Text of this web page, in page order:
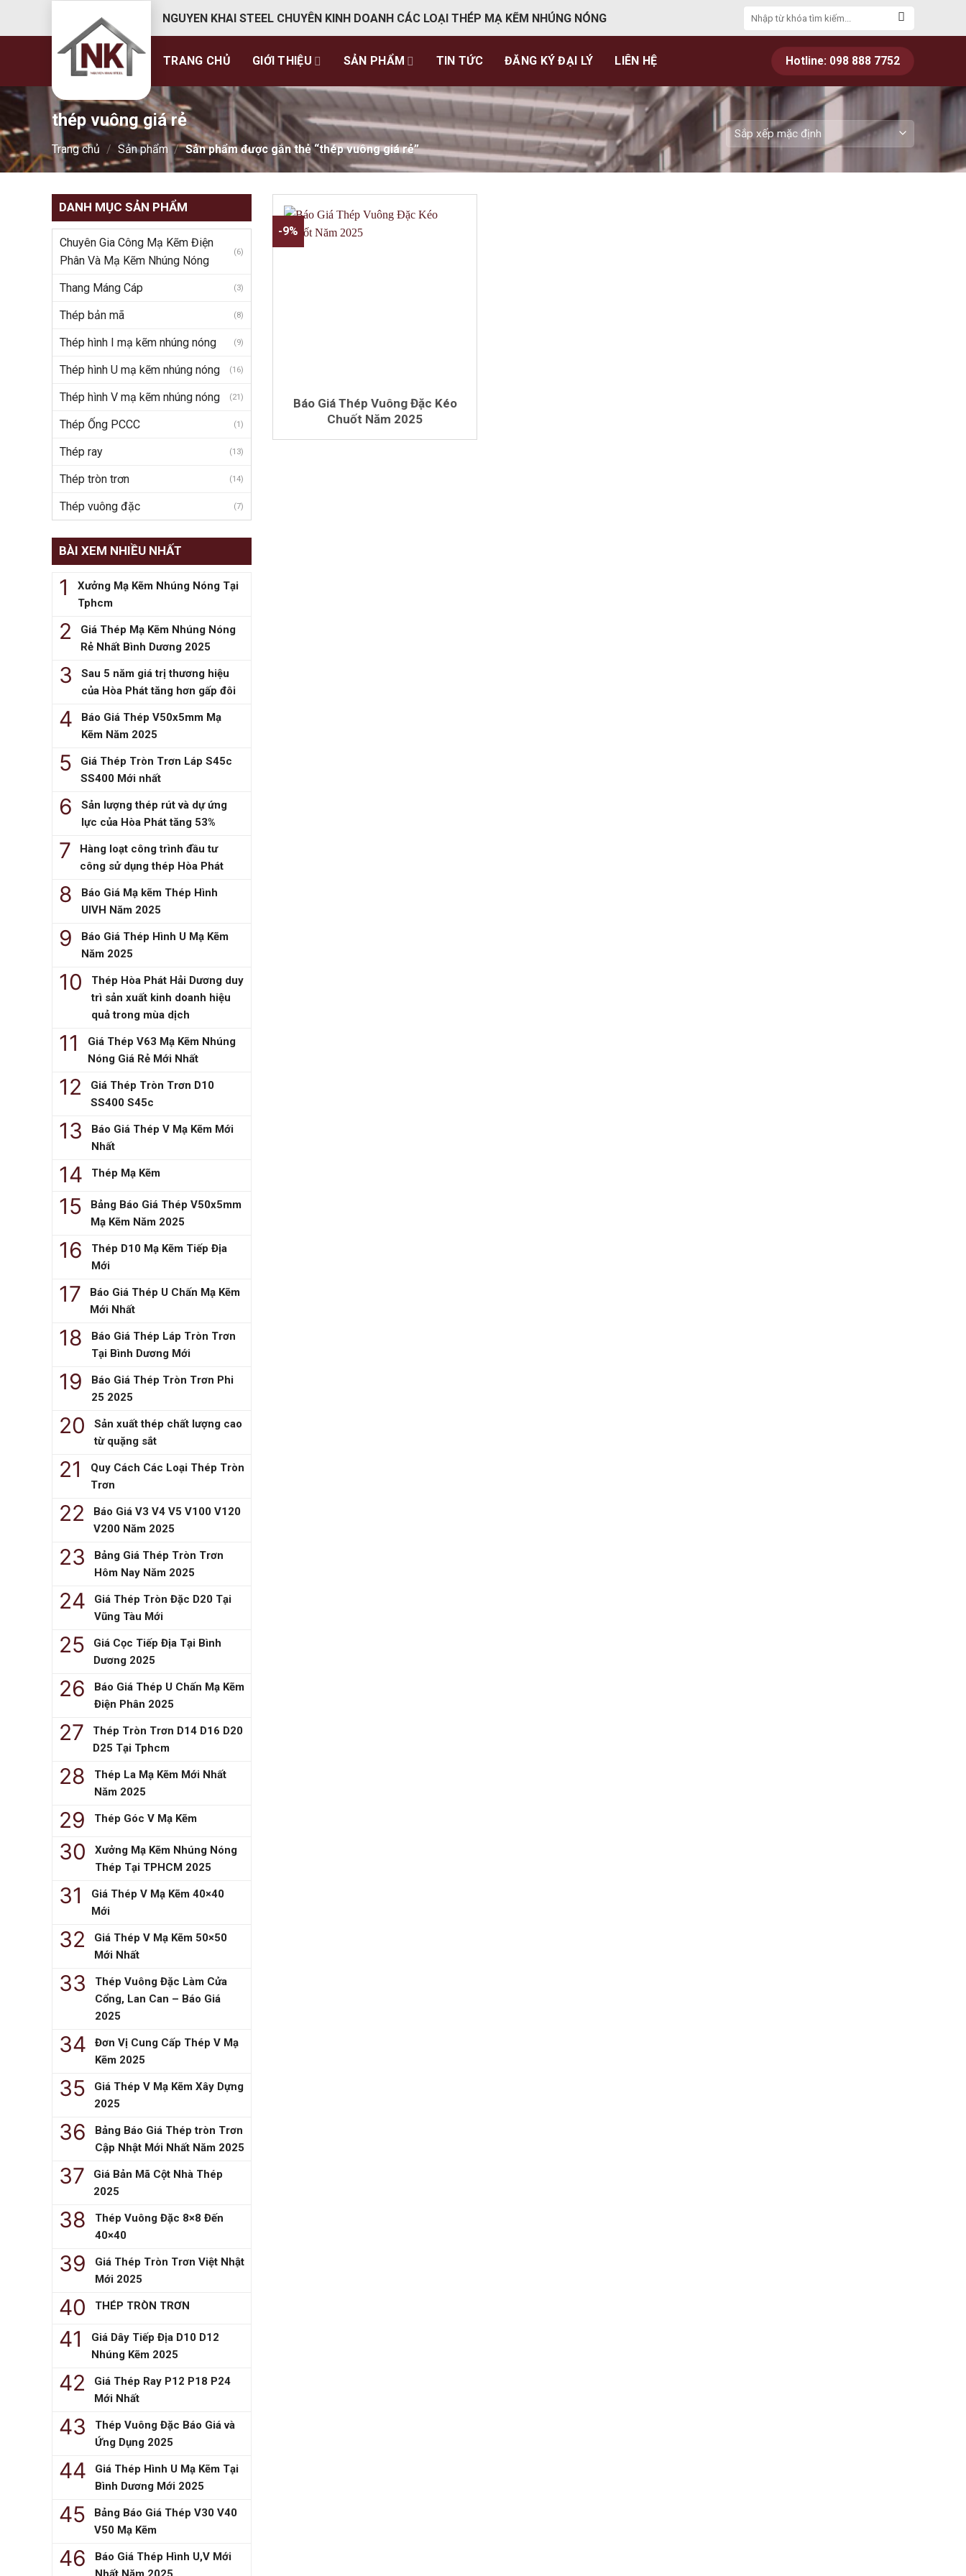
NGUYEN KHAI STEEL CHUYÊN KINH DOANH CÁC LOẠI THÉP MẠ KẼM NHÚNG NÓNG
kiếm:
TRANG CHỦ GIỚI THIỆU SẢN PHẨM TIN TỨC ĐĂNG KÝ ĐẠI LÝ LIÊN HỆ Hotline: 098 888 7752
thép vuông giá rẻ
Trang chủ / Sản phẩm / Sản phẩm được gắn thẻ “thép vuông giá rẻ”
DANH MỤC SẢN PHẨM
Chuyên Gia Công Mạ Kẽm Điện
Phân Và Mạ Kẽm Nhúng Nóng
(6)
Thang Máng Cáp (3)
Thép bản mã (8)
Thép hình I mạ kẽm nhúng nóng (9)
Thép hình U mạ kẽm nhúng nóng (16)
Thép hình V mạ kẽm nhúng nóng (21)
Thép Ống PCCC (1)
Thép ray (13)
Thép tròn trơn (14)
Thép vuông đặc (7)
BÀI XEM NHIỀU NHẤT
Xưởng Mạ Kẽm Nhúng Nóng Tại
Tphcm
Giá Thép Mạ Kẽm Nhúng Nóng
Rẻ Nhất Bình Dương 2025
Sau 5 năm giá trị thương hiệu
của Hòa Phát tăng hơn gấp đôi
Báo Giá Thép V50x5mm Mạ
Kẽm Năm 2025
Giá Thép Tròn Trơn Láp S45c
SS400 Mới nhất
Sản lượng thép rút và dự ứng
lực của Hòa Phát tăng 53%
Hàng loạt công trình đầu tư
công sử dụng thép Hòa Phát
Báo Giá Mạ kẽm Thép Hình
UIVH Năm 2025
Báo Giá Thép Hình U Mạ Kẽm
Năm 2025
Thép Hòa Phát Hải Dương duy
trì sản xuất kinh doanh hiệu
quả trong mùa dịch
Giá Thép V63 Mạ Kẽm Nhúng
Nóng Giá Rẻ Mới Nhất
Giá Thép Tròn Trơn D10
SS400 S45c
Báo Giá Thép V Mạ Kẽm Mới
Nhất
Thép Mạ Kẽm
Bảng Báo Giá Thép V50x5mm
Mạ Kẽm Năm 2025
Thép D10 Mạ Kẽm Tiếp Địa
Mới
Báo Giá Thép U Chấn Mạ Kẽm
Mới Nhất
Báo Giá Thép Láp Tròn Trơn
Tại Bình Dương Mới
Báo Giá Thép Tròn Trơn Phi
25 2025
Sản xuất thép chất lượng cao
từ quặng sắt
Quy Cách Các Loại Thép Tròn
Trơn
Báo Giá V3 V4 V5 V100 V120
V200 Năm 2025
Bảng Giá Thép Tròn Trơn
Hôm Nay Năm 2025
Giá Thép Tròn Đặc D20 Tại
Vũng Tàu Mới
Giá Cọc Tiếp Địa Tại Bình
Dương 2025
Báo Giá Thép U Chấn Mạ Kẽm
Điện Phân 2025
Thép Tròn Trơn D14 D16 D20
D25 Tại Tphcm
Thép La Mạ Kẽm Mới Nhất
Năm 2025
Thép Góc V Mạ Kẽm
Xưởng Mạ Kẽm Nhúng Nóng
Thép Tại TPHCM 2025
Giá Thép V Mạ Kẽm 40×40
Mới
Giá Thép V Mạ Kẽm 50×50
Mới Nhất
Thép Vuông Đặc Làm Cửa
Cổng, Lan Can – Báo Giá
2025
Đơn Vị Cung Cấp Thép V Mạ
Kẽm 2025
Giá Thép V Mạ Kẽm Xây Dựng
2025
Bảng Báo Giá Thép tròn Trơn
Cập Nhật Mới Nhất Năm 2025
Giá Bản Mã Cột Nhà Thép
2025
Thép Vuông Đặc 8×8 Đến
40×40
Giá Thép Tròn Trơn Việt Nhật
Mới 2025
THÉP TRÒN TRƠN
Giá Dây Tiếp Địa D10 D12
Nhúng Kẽm 2025
Giá Thép Ray P12 P18 P24
Mới Nhất
Thép Vuông Đặc Báo Giá và
Ứng Dụng 2025
Giá Thép Hình U Mạ Kẽm Tại
Bình Dương Mới 2025
Bảng Báo Giá Thép V30 V40
V50 Mạ Kẽm
Báo Giá Thép Hình U,V Mới
-9%
Báo Giá Thép Vuông Đặc Kéo
Chuốt Năm 2025